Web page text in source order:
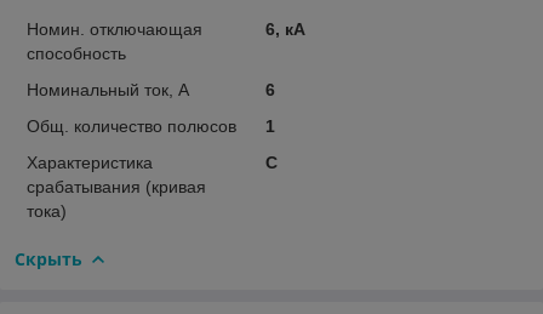
Номин. отключающая
способность
6, кА
Номинальный ток, А
6
Общ. количество полюсов
1
Характеристика
срабатывания (кривая
тока)
C
Скрыть